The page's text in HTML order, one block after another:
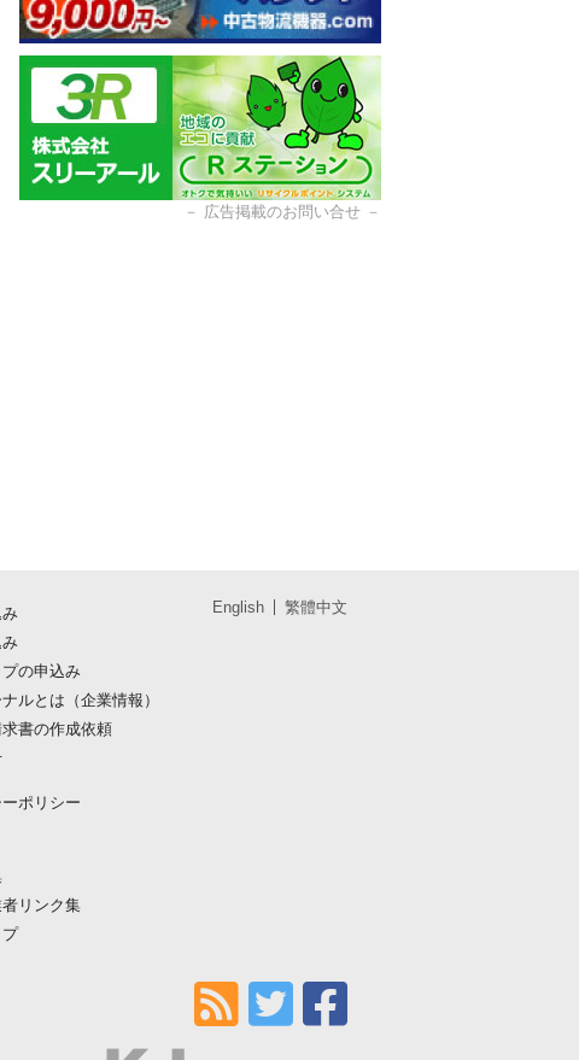
－ 広告掲載のお問い合せ－
の申込み
ルとは（企業情報）
書の作成依頼
ポリシー
リンク集
English 繁體中文